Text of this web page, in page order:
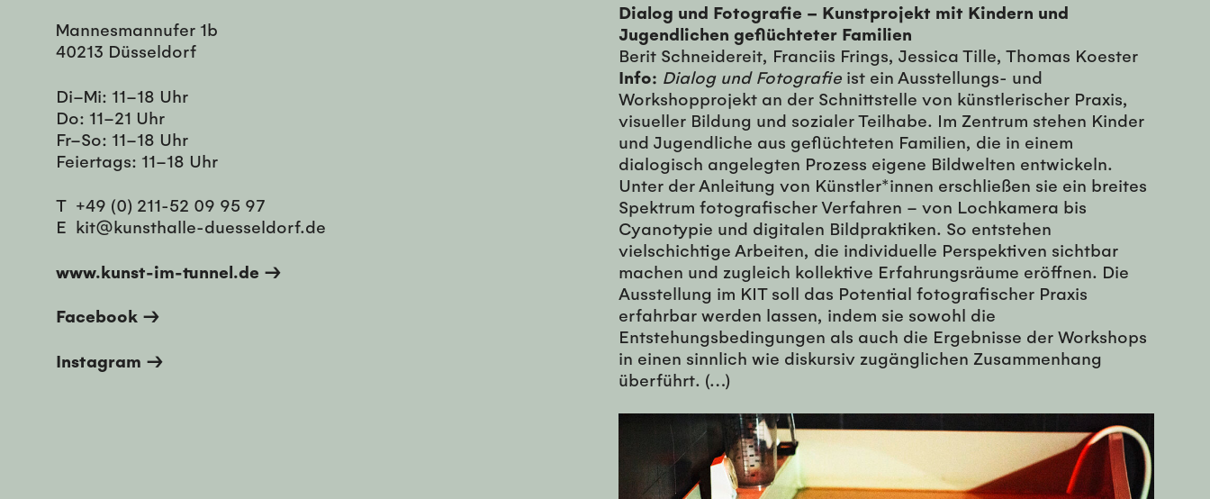
Mannesmannufer 1b
40213 Düsseldorf
Di–Mi: 11–18 Uhr
Do: 11–21 Uhr
Fr–So: 11–18 Uhr
Feiertags: 11–18 Uhr
T +49 (0) 211-52 09 95 97
E kit@kunsthalle-duesseldorf.de
www.kunst-im-tunnel.de →
Facebook →
Instagram →
Dialog und Fotografie – Kunstprojekt mit Kindern und
Jugendlichen geflüchteter Familien
Berit Schneidereit, Franciis Frings, Jessica Tille, Thomas Koester
Info: Dialog und Fotografie ist ein Ausstellungs- und
Workshopprojekt an der Schnittstelle von künstlerischer Praxis,
visueller Bildung und sozialer Teilhabe. Im Zentrum stehen Kinder
und Jugendliche aus geflüchteten Familien, die in einem
dialogisch angelegten Prozess eigene Bildwelten entwickeln.
Unter der Anleitung von Künstler*innen erschließen sie ein breites
Spektrum fotografischer Verfahren – von Lochkamera bis
Cyanotypie und digitalen Bildpraktiken. So entstehen
vielschichtige Arbeiten, die individuelle Perspektiven sichtbar
machen und zugleich kollektive Erfahrungsräume eröffnen. Die
Ausstellung im KIT soll das Potential fotografischer Praxis
erfahrbar werden lassen, indem sie sowohl die
Entstehungsbedingungen als auch die Ergebnisse der Workshops
in einen sinnlich wie diskursiv zugänglichen Zusammenhang
überführt. (…)